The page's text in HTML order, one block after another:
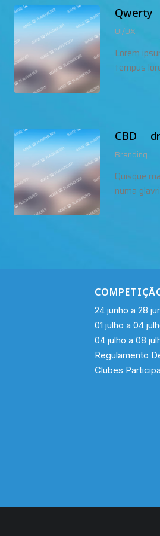
UI/UX
Lorem
tempus
CBD
Branding
Quisque
numa
24 junho a 28
01 julho a 04
04 julho a 08
Regulamento
Clubes